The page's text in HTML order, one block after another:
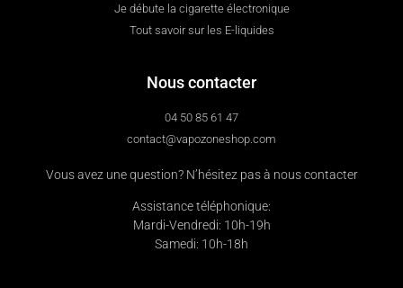
Je débute la cigarette électronique
Tout savoir sur les E-liquides
Nous contacter
04 50 85 61 47
contact@vapozoneshop.com
Vous avez une question? N’hésitez pas à nous contacter
Assistance téléphonique:
Mardi-Vendredi: 10h-19h
Samedi: 10h-18h